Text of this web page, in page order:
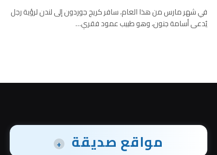
في شهر مارس من هذا العام، سافر كريج جوردون إلى لندن لرؤية رجل
يُدعى أسامة جنون، وهو طبيب عمود فقري…
مواقع صديقة +